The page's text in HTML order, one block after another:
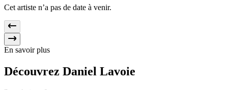
Cet artiste n’a pas de date à venir.
En savoir plus
Découvrez Daniel Lavoie